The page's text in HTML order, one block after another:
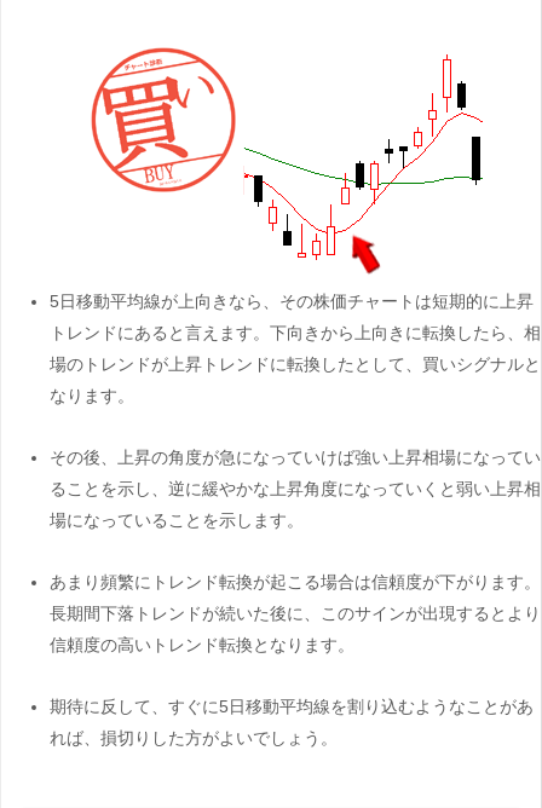
5日移動平均線が上向きなら、その株価チャートは短期的に上昇
トレンドにあると言えます。下向きから上向きに転換したら、相
場のトレンドが上昇トレンドに転換したとして、買いシグナルと
なります。
その後、上昇の角度が急になっていけば強い上昇相場になってい
ることを示し、逆に緩やかな上昇角度になっていくと弱い上昇相
場になっていることを示します。
あまり頻繁にトレンド転換が起こる場合は信頼度が下がります。
長期間下落トレンドが続いた後に、このサインが出現するとより
信頼度の高いトレンド転換となります。
期待に反して、すぐに5日移動平均線を割り込むようなことがあ
れば、損切りした方がよいでしょう。